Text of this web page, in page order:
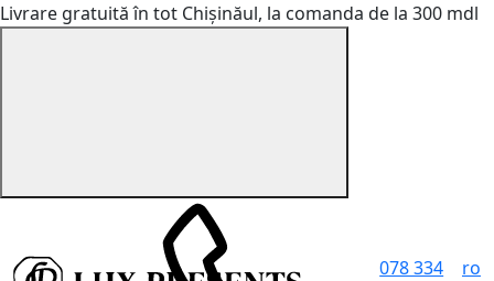
Livrare gratuită în tot Chișinăul, la comanda de la 300 mdl
078 334
ro